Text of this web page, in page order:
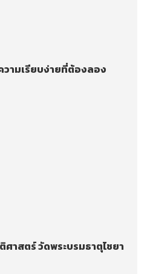
วามเรียบง่ายที่ต้องลอง
ศาสตร์ วัดพระบรมธาตุไชยา